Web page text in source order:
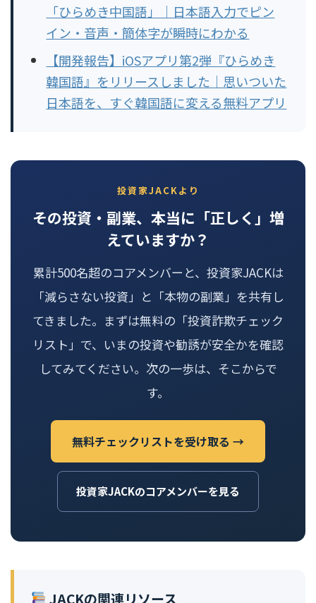
「ひらめき中国語」｜日本語入力でピン
イン・音声・簡体字が瞬時にわかる
【開発報告】iOSアプリ第2弾『ひらめき
韓国語』をリリースしました｜思いついた
日本語を、すぐ韓国語に変える無料アプリ
投資家JACKより
その投資・副業、本当に「正しく」増
えていますか？
累計500名超のコアメンバーと、投資家JACKは
「減らさない投資」と「本物の副業」を共有し
てきました。まずは無料の「投資詐欺チェック
リスト」で、いまの投資や勧誘が安全かを確認
してみてください。次の一歩は、そこからで
す。
無料チェックリストを受け取る →
投資家JACKのコアメンバーを見る
JACKの関連リソース